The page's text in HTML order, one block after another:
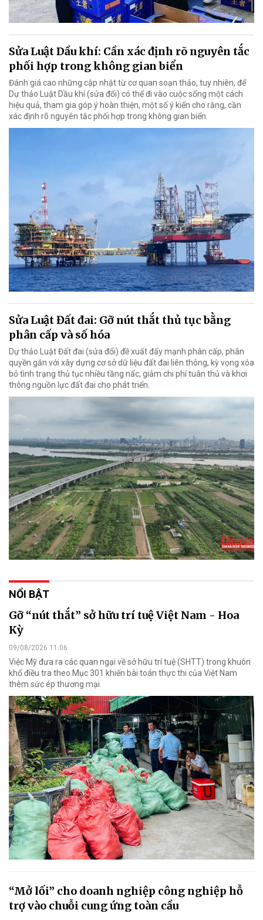
Sửa Luật Dầu khí: Cần xác định rõ nguyên tắc
phối hợp trong không gian biển
Đánh giá cao những cập nhật từ cơ quan soạn thảo, tuy nhiên, để
Dự thảo Luật Dầu khí (sửa đổi) có thể đi vào cuộc sống một cách
hiệu quả, tham gia góp ý hoàn thiện, một số ý kiến cho rằng, cần
xác định rõ nguyên tắc phối hợp trong không gian biển.
Sửa Luật Đất đai: Gỡ nút thắt thủ tục bằng
phân cấp và số hóa
Dự thảo Luật Đất đai (sửa đổi) đề xuất đẩy mạnh phân cấp, phân
quyền gắn với xây dựng cơ sở dữ liệu đất đai liên thông, kỳ vọng xóa
bỏ tình trạng thủ tục nhiều tầng nấc, giảm chi phí tuân thủ và khơi
thông nguồn lực đất đai cho phát triển.
NỔI BẬT
Gỡ “nút thắt” sở hữu trí tuệ Việt Nam - Hoa
Kỳ
09/08/2026 11:06
Việc Mỹ đưa ra các quan ngại về sở hữu trí tuệ (SHTT) trong khuôn
khổ điều tra theo Mục 301 khiến bài toán thực thi của Việt Nam
thêm sức ép thương mại.
“Mở lối” cho doanh nghiệp công nghiệp hỗ
trợ vào chuỗi cung ứng toàn cầu